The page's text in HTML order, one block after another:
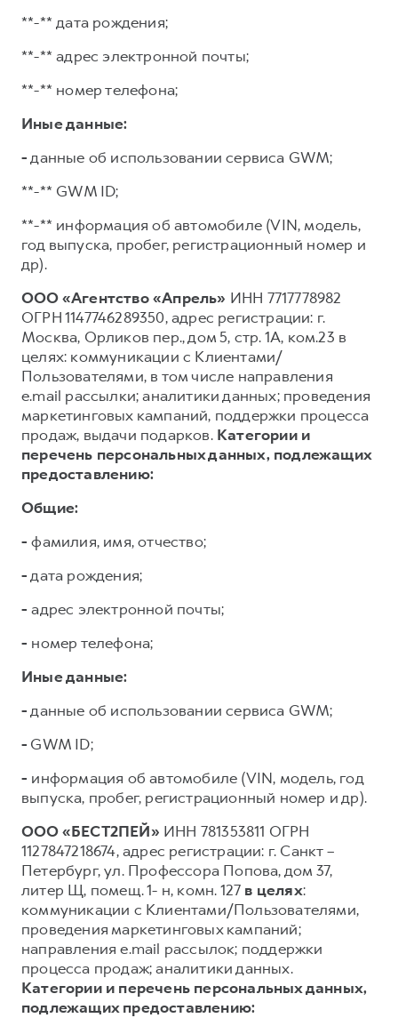
**-** дата рождения;
**-** адрес электронной почты;
**-** номер телефона;
Иные данные:
-данные об использовании сервиса GWM;
**-** GWM ID;
**-** информация об автомобиле (VIN, модель,
год выпуска, пробег, регистрационный номер и
др).
ООО «Агентство «Апрель» ИНН 7717778982
ОГРН 1147746289350, адрес регистрации: г.
Москва, Орликов пер., дом 5, стр. 1А, ком.23 в
целях: коммуникации с Клиентами/
Пользователями, в том числе направления
e.mail рассылки; аналитики данных; проведения
маркетинговых кампаний, поддержки процесса
продаж, выдачи подарков. Категории и
перечень персональных данных, подлежащих
предоставлению:
Общие:
- фамилия, имя, отчество;
-дата рождения;
- адрес электронной почты;
- номер телефона;
Иные данные:
-данные об использовании сервиса GWM;
- GWM ID;
- информация об автомобиле (VIN, модель, год
выпуска, пробег, регистрационный номер и др).
ООО «БЕСТ2ПЕЙ» ИНН 781353811 ОГРН
1127847218674, адрес регистрации: г. Санкт –
Петербург, ул. Профессора Попова, дом 37,
литер Щ, помещ. 1- н, комн. 127 в целях:
коммуникации с Клиентами/Пользователями,
проведения маркетинговых кампаний;
направления e.mail рассылок; поддержки
процесса продаж; аналитики данных.
Категории и перечень персональных данных,
подлежащих предоставлению: